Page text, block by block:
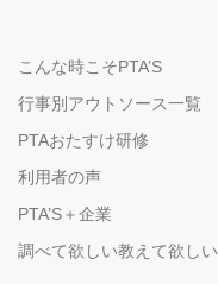
こんな時こそPTA’S
行事別アウトソース一覧
PTAおたすけ研修
利用者の声
PTA’S＋企業
調べて欲しい教えて欲しい